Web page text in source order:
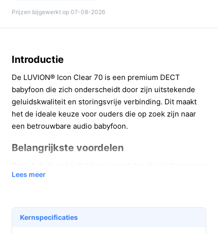
Prijzen bijgewerkt op 07-08-2026
Introductie
De LUVION® Icon Clear 70 is een premium DECT
babyfoon die zich onderscheidt door zijn uitstekende
geluidskwaliteit en storingsvrije verbinding. Dit maakt
het de ideale keuze voor ouders die op zoek zijn naar
een betrouwbare audio babyfoon.
Belangrijkste voordelen
gemoedsrust en gemak voor ouders:
geluidsweergave hoor je elk geluidje van je baby,
waardoor je gerustgesteld bent zonder de kamer
Lees meer
Kernspecificaties